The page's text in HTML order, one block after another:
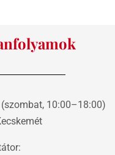
10:00–18:00)